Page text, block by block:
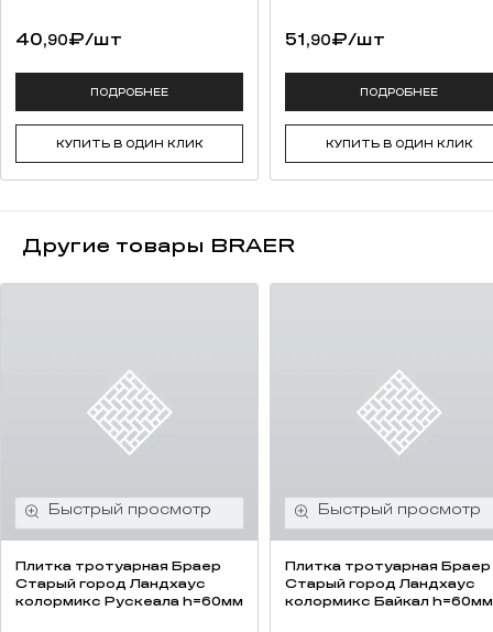
40,90₽/шт
ПОДРОБНЕЕ
КУПИТЬ В ОДИН КЛИК
51,90₽/шт
ПОДРОБНЕЕ
КУПИТЬ В ОДИН КЛИК
Другие товары BRAER
Плитка тротуарная Браер
Старый город Ландхаус
колормикс Рускеала h=60мм
Плитка тротуарная Браер
Старый город Ландхаус
колормикс Байкал h=60мм